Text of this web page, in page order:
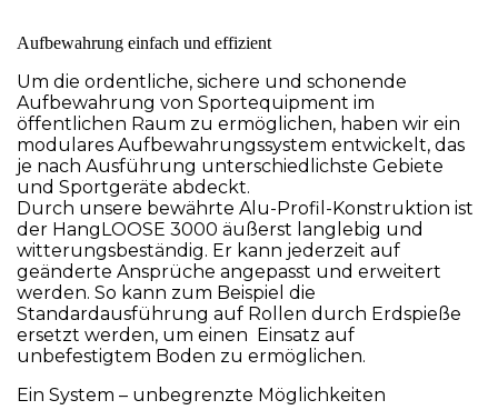
Aufbewahrung einfach und effizient
Um die ordentliche, sichere und schonende
Aufbewahrung von Sportequipment im
öffentlichen Raum zu ermöglichen, haben wir ein
modulares Aufbewahrungssystem entwickelt, das
je nach Ausführung unterschiedlichste Gebiete
und Sportgeräte abdeckt.
Durch unsere bewährte Alu-Profil-Konstruktion ist
der HangLOOSE 3000 äußerst langlebig und
witterungsbeständig. Er kann jederzeit auf
geänderte Ansprüche angepasst und erweitert
werden. So kann zum Beispiel die
Standardausführung auf Rollen durch Erdspieße
ersetzt werden, um einen Einsatz auf
unbefestigtem Boden zu ermöglichen.
Ein System – unbegrenzte Möglichkeiten